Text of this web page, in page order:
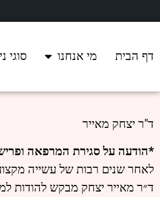
דף הבית מי אנחנו סוגי
ד"ר יצחק מאייר
*הודעה על סגירת המרפאה
לאחר שנים רבות של עשייה
ד״ר מאייר יצחק מבקש להודות